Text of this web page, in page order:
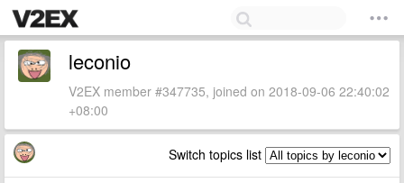
leconio
V2EX member #347735, joined on 2018-09-06 22:40:02
+08:00
Switch topics list